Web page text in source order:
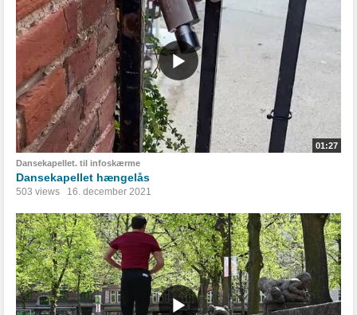
01:27
Dansekapellet. til infoskærme
Dansekapellet hængelås
503 views 16. december 2021